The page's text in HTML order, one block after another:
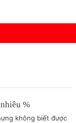
%
không biết được